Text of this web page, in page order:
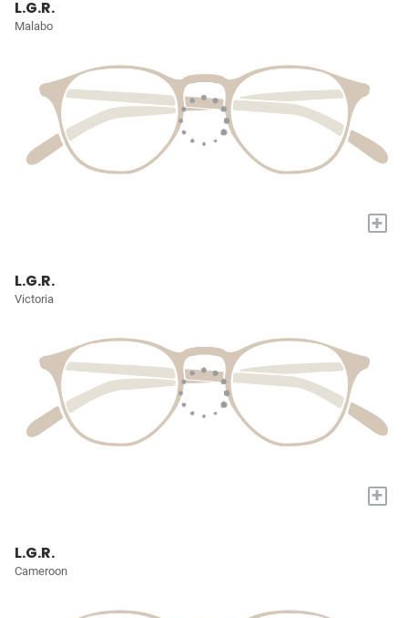
L.G.R.
Malabo
+
L.G.R.
Victoria
+
L.G.R.
Cameroon